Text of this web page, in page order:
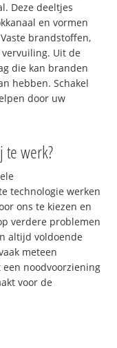
Deze deeltjes
en vormen
brandstoffen,
Uit de
die kan branden
hebben. Schakel
door uw
te werk?
technologie werken
ons te kiezen en
verdere problemen
altijd voldoende
meteen
noodvoorziening
voor de